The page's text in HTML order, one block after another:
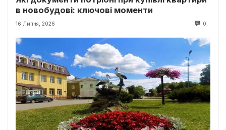
в новобудові: ключові моменти
16 Липня, 2026 0